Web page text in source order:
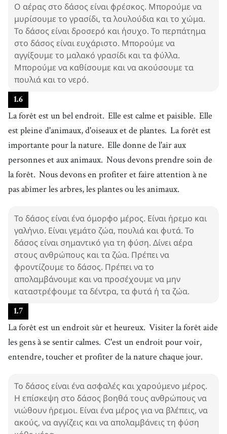
Ο αέρας στο δάσος είναι φρέσκος. Μπορούμε να
μυρίσουμε το γρασίδι, τα λουλούδια και το χώμα.
Το δάσος είναι δροσερό και ήσυχο. Το περπάτημα
στο δάσος είναι ευχάριστο. Μπορούμε να
αγγίξουμε το μαλακό γρασίδι και τα φύλλα.
Μπορούμε να καθίσουμε και να ακούσουμε τα
πουλιά και το νερό.
1.6
La forêt est un bel endroit. Elle est calme et paisible. Elle
est pleine d'animaux, d'oiseaux et de plantes. La forêt est
importante pour la nature. Elle donne de l'air aux
personnes et aux animaux. Nous devons prendre soin de
la forêt. Nous devons en profiter et faire attention à ne
pas abîmer les arbres, les plantes ou les animaux.
Το δάσος είναι ένα όμορφο μέρος. Είναι ήρεμο και
γαλήνιο. Είναι γεμάτο ζώα, πουλιά και φυτά. Το
δάσος είναι σημαντικό για τη φύση. Δίνει αέρα
στους ανθρώπους και τα ζώα. Πρέπει να
φροντίζουμε το δάσος. Πρέπει να το
απολαμβάνουμε και να προσέχουμε να μην
καταστρέφουμε τα δέντρα, τα φυτά ή τα ζώα.
1.7
La forêt est un endroit sûr et heureux. Visiter la forêt aide
les gens à se sentir calmes. C'est un endroit pour voir,
entendre, toucher et profiter de la nature chaque jour.
Το δάσος είναι ένα ασφαλές και χαρούμενο μέρος.
Η επίσκεψη στο δάσος βοηθά τους ανθρώπους να
νιώθουν ήρεμοι. Είναι ένα μέρος για να βλέπεις, να
ακούς, να αγγίζεις και να απολαμβάνεις τη φύση